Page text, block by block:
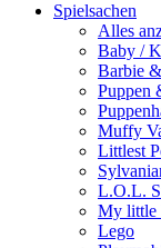
Spielsachen
Alles
Baby /
Barbie
Puppen
Muffy
Littlest
L.O.L.
My little
Lego